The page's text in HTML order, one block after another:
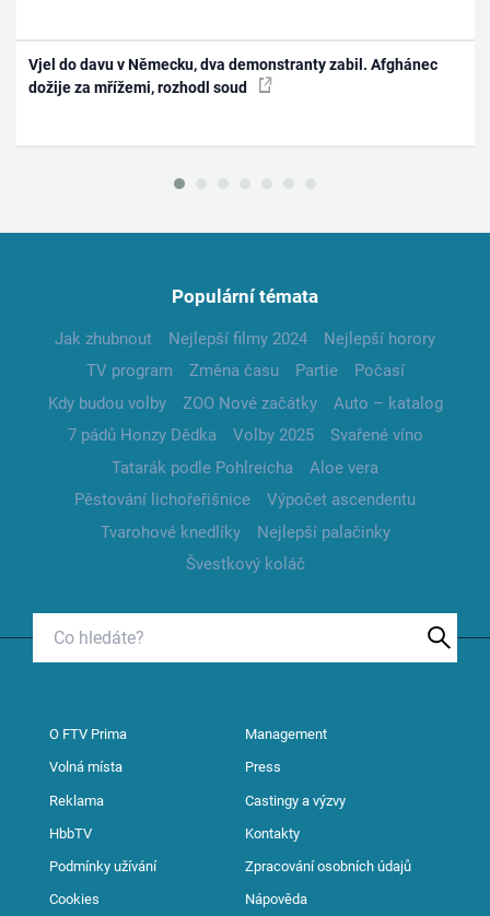
Vjel do davu v Německu, dva demonstranty zabil. Afghánec
dožije za mřížemi, rozhodl soud
Populární témata
Jak zhubnout Nejlepší filmy 2024
Nejlepší horory
TV program
Změna času Partie
Počasí
Kdy budou volby
ZOO Nové začátky
Auto – katalog
7 pádů Honzy Dědka
Volby 2025
Svařené víno
Tatarák podle Pohlreicha
Aloe vera
Pěstování lichořeřišnice
Výpočet ascendentu
Tvarohové knedlíky
Nejlepší palačinky
Švestkový koláč
O FTV Prima Management
Volná místa Press
Reklama Castingy a výzvy
HbbTV Kontakty
Podmínky užívání Zpracování osobních údajů
Cookies Nápověda